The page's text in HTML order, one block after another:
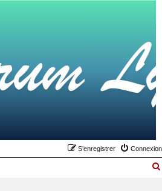
Connexion
S’enregistrer